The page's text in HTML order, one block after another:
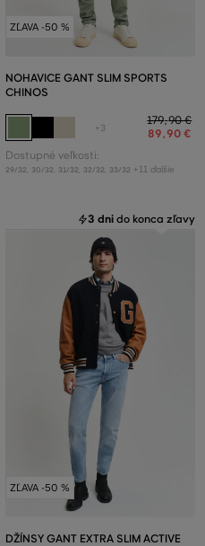
ZĽAVA -50 %
NOHAVICE GANT SLIM SPORTS
CHINOS
+3
179,90 €
89,90 €
Dostupné veľkosti:
29/32 30/32 31/32 32/32 33/32 +11 ďalšie
3 dni do konca zľavy
ZĽAVA -50 %
DŽÍNSY GANT EXTRA SLIM ACTIVE